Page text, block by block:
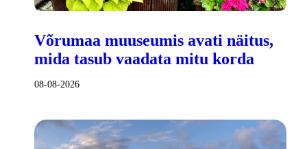
Võrumaa muuseumis avati näitus,
mida tasub vaadata mitu korda
08-08-2026